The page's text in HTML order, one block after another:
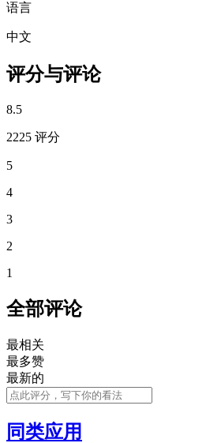
语言
中文
评分与评论
8.5
2225 评分
5
4
3
2
1
全部评论
最相关
最多赞
最新的
同类应用